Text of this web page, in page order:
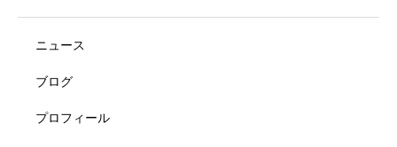
ニュース
ブログ
プロフィール